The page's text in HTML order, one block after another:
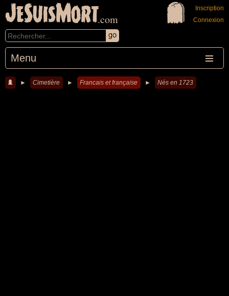
JeSuisMort.com
Menu
Inscription
Connexion
► Cimetière ► Francais et française ► Nés en 1723